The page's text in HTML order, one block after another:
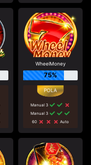
WheelMoney
75%
Manual 3
Manual 3
60
Auto